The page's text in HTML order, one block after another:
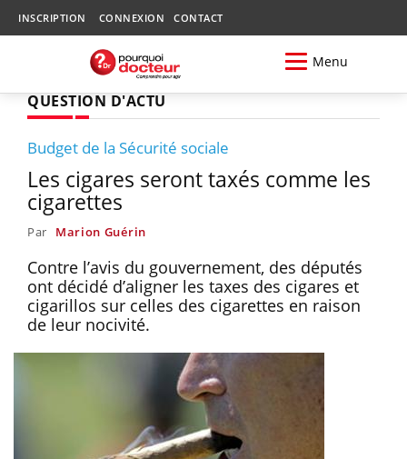
INSCRIPTION CONNEXION CONTACT
Menu
QUESTION D'ACTU
Budget de la Sécurité sociale
Les cigares seront taxés comme les
cigarettes
Par Marion Guérin
Contre l’avis du gouvernement, des députés
ont décidé d’aligner les taxes des cigares et
cigarillos sur celles des cigarettes en raison
de leur nocivité.